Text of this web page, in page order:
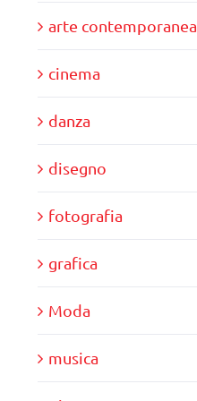
arte contemporanea
cinema
danza
disegno
fotografia
grafica
Moda
musica